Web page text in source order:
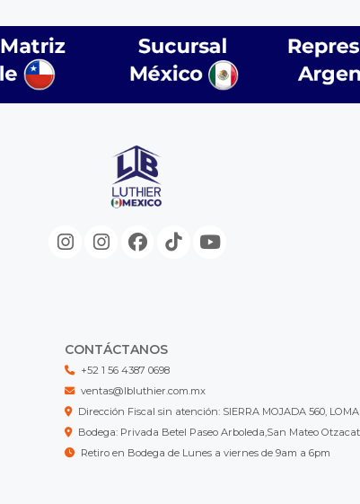
CONTÁCTANOS
+52 1 56 4387 0698
ventas@lbluthier.com.mx
Dirección Fiscal sin atención: SIERRA MOJADA 560,
Bodega: Privada Betel Paseo Arboleda,San Mateo
Retiro en Bodega de Lunes a viernes de 9am a 6pm